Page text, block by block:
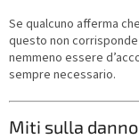
Se qualcuno afferma
questo non
nemmeno essere
sempre necessario.
Miti sulla